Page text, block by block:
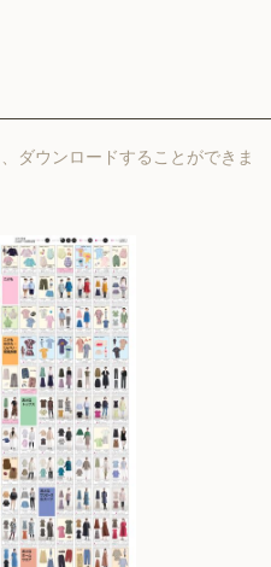
ダウンロードすることができま